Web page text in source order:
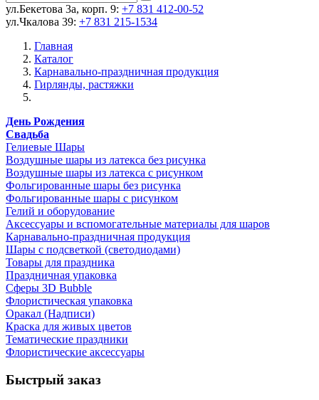
ул.Бекетова 3а, корп. 9: +7 831 412-00-52
ул.Чкалова 39: +7 831 215-1534
Главная
Каталог
Карнавально-праздничная продукция
Гирлянды, растяжки
День Рождения
Свадьба
Гелиевые Шары
Воздушные шары из латекса без рисунка
Воздушные шары из латекса с рисунком
Фольгированные шары без рисунка
Фольгированные шары с рисунком
Гелий и оборудование
Аксессуары и вспомогательные материалы для шаров
Карнавально-праздничная продукция
Шары с подсветкой (светодиодами)
Товары для праздника
Праздничная упаковка
Сферы 3D Bubble
Флористическая упаковка
Оракал (Надписи)
Краска для живых цветов
Тематические праздники
Флористические аксессуары
Быстрый заказ